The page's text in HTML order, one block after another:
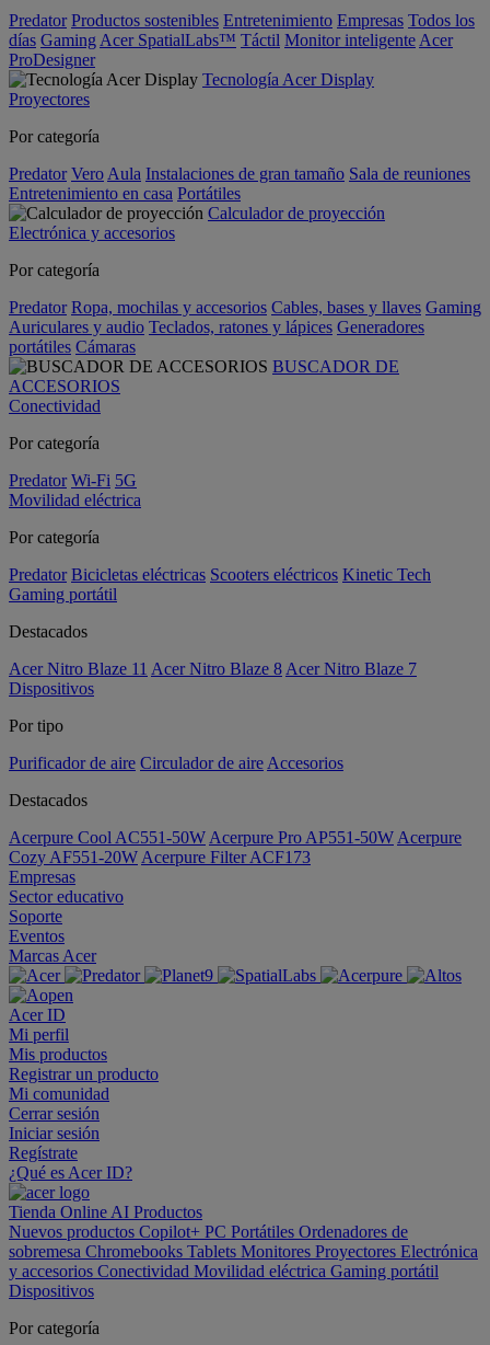
Predator Productos sostenibles Entretenimiento Empresas Todos los
días Gaming Acer SpatialLabs™ Táctil Monitor inteligente Acer
ProDesigner
Tecnología Acer Display
Proyectores
Por categoría
Predator Vero Aula Instalaciones de gran tamaño Sala de reuniones
Entretenimiento en casa Portátiles
Calculador de proyección
Electrónica y accesorios
Por categoría
Predator Ropa, mochilas y accesorios Cables, bases y llaves Gaming
Auriculares y audio Teclados, ratones y lápices Generadores
portátiles Cámaras
BUSCADOR DE
ACCESORIOS
Conectividad
Por categoría
Predator Wi-Fi 5G
Movilidad eléctrica
Por categoría
Predator Bicicletas eléctricas Scooters eléctricos Kinetic Tech
Gaming portátil
Destacados
Acer Nitro Blaze 11 Acer Nitro Blaze 8 Acer Nitro Blaze 7
Dispositivos
Por tipo
Purificador de aire Circulador de aire Accesorios
Destacados
Acerpure Cool AC551-50W Acerpure Pro AP551-50W Acerpure
Cozy AF551-20W Acerpure Filter ACF173
Empresas
Sector educativo
Soporte
Eventos
Marcas Acer
Acer ID
Mi perfil
Mis productos
Registrar un producto
Mi comunidad
Cerrar sesión
Iniciar sesión
Regístrate
¿Qué es Acer ID?
Tienda Online AI Productos
Nuevos productos Copilot+ PC Portátiles Ordenadores de
sobremesa Chromebooks Tablets Monitores Proyectores Electrónica
y accesorios Conectividad Movilidad eléctrica Gaming portátil
Dispositivos
Por categoría